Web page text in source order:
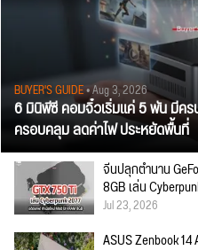
BUYER'S GUIDE• Aug 3, 2026
6 มินิพีซี คอมจิ๋วเริ่มแค่ 5 พัน มีค
ครอบคลุม ลดค่าไฟ ประหยัดพื้นที่
จีนปลุกตำนาน
8GB เล่น
Jul 23, 2026
ASUS Zenbook